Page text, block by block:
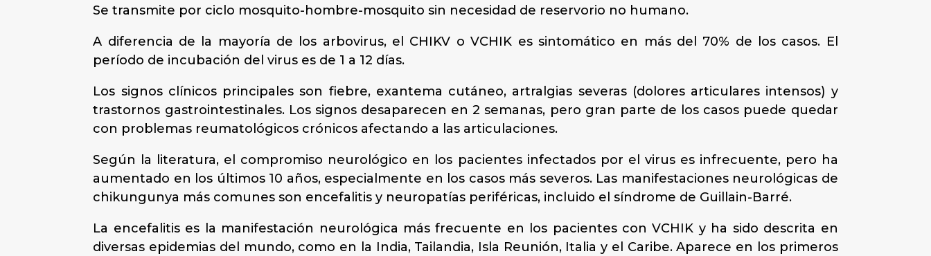
Se transmite por ciclo mosquito-hombre-mosquito sin necesidad de reservorio no humano.
A diferencia de la mayoría de los arbovirus, el CHIKV o VCHIK es sintomático en más del 70% de los casos. El
período de incubación del virus es de 1 a 12 días.
Los signos clínicos principales son ­fiebre, exantema cutáneo, artralgias severas (dolores articulares intensos) y
trastornos gastrointestinales. Los signos desaparecen en 2 semanas, pero gran parte de los casos puede quedar
con problemas reumatológicos crónicos afectando a las articulaciones.
Según la literatura, el compromiso neurológico en los pacientes infectados por el virus es infrecuente, pero ha
aumentado en los últimos 10 años, especialmente en los casos más severos. Las manifestaciones neurológicas de
chikungunya más comunes son encefalitis y neuropatías periféricas, incluido el síndrome de Guillain-Barré.
La encefalitis es la manifestación neurológica más frecuente en los pacientes con VCHIK y ha sido descrita en
diversas epidemias del mundo, como en la India, Tailandia, Isla Reunión, Italia y el Caribe. Aparece en los primeros